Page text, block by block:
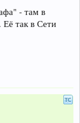
- там в
так в Сети